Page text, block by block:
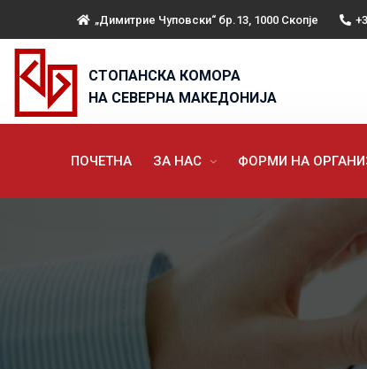
„Димитрие Чуповски“ бр.13, 1000 Скопје
СТОПАНСКА КОМОРА
НА СЕВЕРНА МАКЕДОНИЈА
ПОЧЕТНА ЗА НАС ФОРМИ НА